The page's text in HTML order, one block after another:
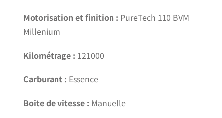
Motorisation et finition : PureTech 110 BVM
Millenium
Kilométrage : 121000
Carburant : Essence
Boite de vitesse : Manuelle